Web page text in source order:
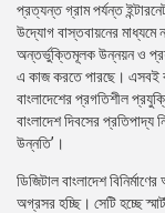
প্রত্যন্ত গ্রাম পর্যন্ত
উদ্যোগ বাস্তবায়নের মাধ্যমে
অন্তর্ভুক্তিমূলক উন্নয়ন ও
এ কাজ করতে পারছে। এসবই
বাংলাদেশের প্রগতিশীল
বাংলাদেশ দিবসের
উন্নতি’।
ডিজিটাল বাংলাদেশ
অগ্রসর হচ্ছি। সেটি হচ্ছে স্মার্ট